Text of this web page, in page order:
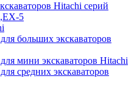
Hitachi серий
5
больших экскаваторов
мини экскаваторов Hitachi
средних экскаваторов